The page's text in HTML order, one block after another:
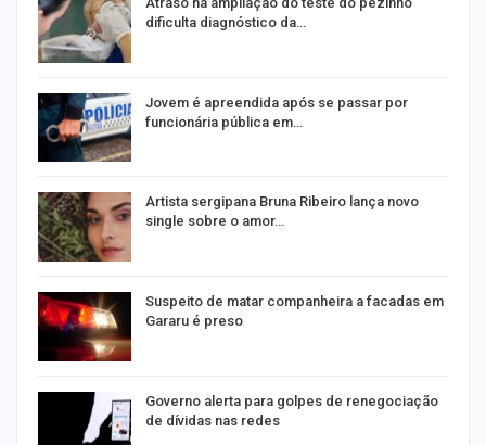
dificulta diagnóstico da…
Jovem é apreendida após se passar por
funcionária pública em…
Artista sergipana Bruna Ribeiro lança novo
single sobre o amor…
Suspeito de matar companheira a facadas em
Gararu é preso
Governo alerta para golpes de renegociação
de dívidas nas redes